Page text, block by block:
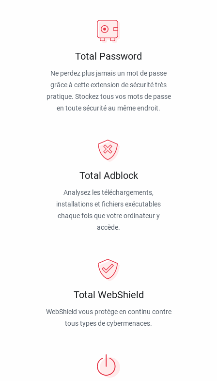
Total Password
Ne perdez plus jamais un mot de passe
grâce à cette extension de sécurité très
pratique. Stockez tous vos mots de passe
en toute sécurité au même endroit.
Total Adblock
Analysez les téléchargements,
installations et fichiers exécutables
chaque fois que votre ordinateur y
accède.
Total WebShield
WebShield vous protège en continu contre
tous types de cybermenaces.